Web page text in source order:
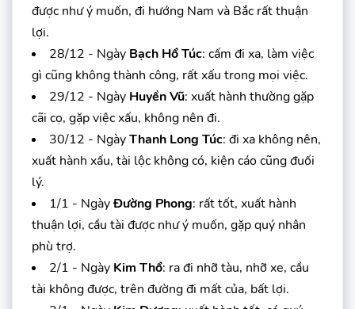
được như ý muốn, đi hướng Nam và Bắc rất thuận
lợi.
28/12 - Ngày Bạch Hổ Túc: cấm đi xa, làm việc
gì cũng không thành công, rất xấu trong mọi việc.
29/12 - Ngày Huyền Vũ: xuất hành thường gặp
cãi cọ, gặp việc xấu, không nên đi.
30/12 - NgàyThanh Long Túc: đi xa không nên,
xuất hành xấu, tài lộc không có, kiện cáo cũng đuối
lý.
1/1 - NgàyĐường Phong: rất tốt, xuất hành
thuận lợi, cầu tài được như ý muốn, gặp quý nhân
phù trợ.
2/1 - Ngày Kim Thổ: ra đi nhỡ tàu, nhỡ xe, cầu
tài không được, trên đường đi mất của, bất lợi.